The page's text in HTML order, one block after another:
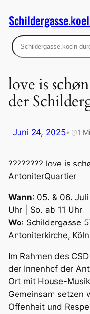
Inhalt
springen
Suchen
love is
der
Juni 24, 2025• 🕗1
????️‍???? love is
AntoniterQuartier
Wann: 05. & 06.
Uhr | So. ab 11 Uhr
Wo: Schildergasse
Antoniterkirche,
Im Rahmen des
der Innenhof der
Ort mit House-
Gemeinsam setzen
Offenheit und